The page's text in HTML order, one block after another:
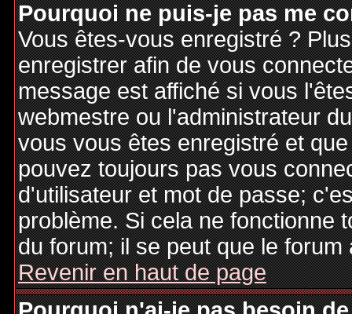
Pourquoi ne puis-je pas me
Vous êtes-vous enregistré ?
enregistrer afin de vous
message est affiché si vous
webmestre ou l'administrateur
vous vous êtes enregistré et
pouvez toujours pas vous
d'utilisateur et mot de passe;
problème. Si cela ne fonctionne
du forum; il se peut que le
Revenir en haut de page